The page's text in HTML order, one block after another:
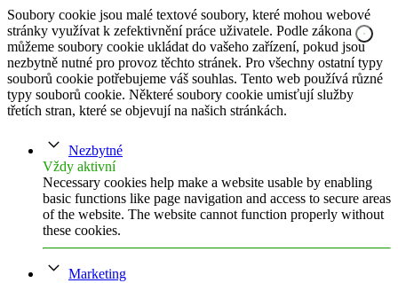
Soubory cookie jsou malé textové soubory, které mohou webové
stránky využívat k zefektivnění práce uživatele. Podle zákona
můžeme soubory cookie ukládat do vašeho zařízení, pokud jsou
nezbytně nutné pro provoz těchto stránek. Pro všechny ostatní typy
souborů cookie potřebujeme váš souhlas. Tento web používá různé
typy souborů cookie. Některé soubory cookie umisťují služby
třetích stran, které se objevují na našich stránkách.
Nezbytné
Vždy aktivní
Necessary cookies help make a website usable by enabling
basic functions like page navigation and access to secure areas
of the website. The website cannot function properly without
these cookies.
Marketing